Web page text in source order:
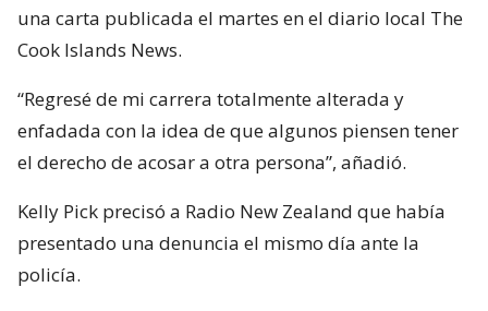
una carta publicada el martes en el diario local The
Cook Islands News.
“Regresé de mi carrera totalmente alterada y
enfadada con la idea de que algunos piensen tener
el derecho de acosar a otra persona”, añadió.
Kelly Pick precisó a Radio New Zealand que había
presentado una denuncia el mismo día ante la
policía.